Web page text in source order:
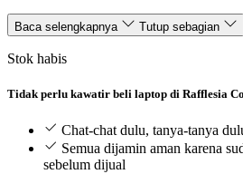
Baca selengkapnya Tutup sebagian
Stok habis
Tidak perlu kawatir beli laptop di Rafflesia
Chat-chat dulu, tanya-tanya
Semua dijamin aman karena
sebelum dijual